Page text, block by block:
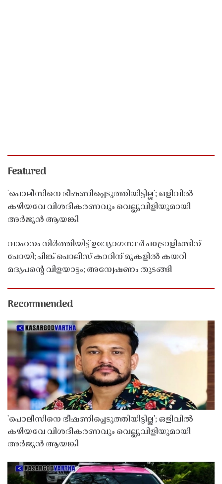
Featured
'പൊലീസിനെ ഭീഷണിപ്പെടുത്തിയിട്ടില്ല'; ഒളിവിൽ
കഴിയവേ വിശദീകരണവും വെല്ലുവിളിയുമായി
അർജുൻ ആയങ്കി
വാഹനം നിർത്തിയിട്ട് ഉദ്യോഗസ്ഥർ പട്രോളിങ്ങിന്
പോയി; പിങ്ക് പൊലീസ് കാറിന് മുകളിൽ കയറി
മദ്യപൻ്റെ വിളയാട്ടം; അന്വേഷണം തുടങ്ങി
Recommended
'പൊലീസിനെ ഭീഷണിപ്പെടുത്തിയിട്ടില്ല'; ഒളിവിൽ
കഴിയവേ വിശദീകരണവും വെല്ലുവിളിയുമായി
അർജുൻ ആയങ്കി